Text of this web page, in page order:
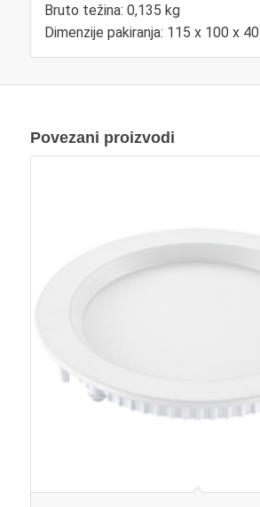
Bruto težina: 0,135 kg
Dimenzije pakiranja: 115 x 100 x 40
Povezani proizvodi